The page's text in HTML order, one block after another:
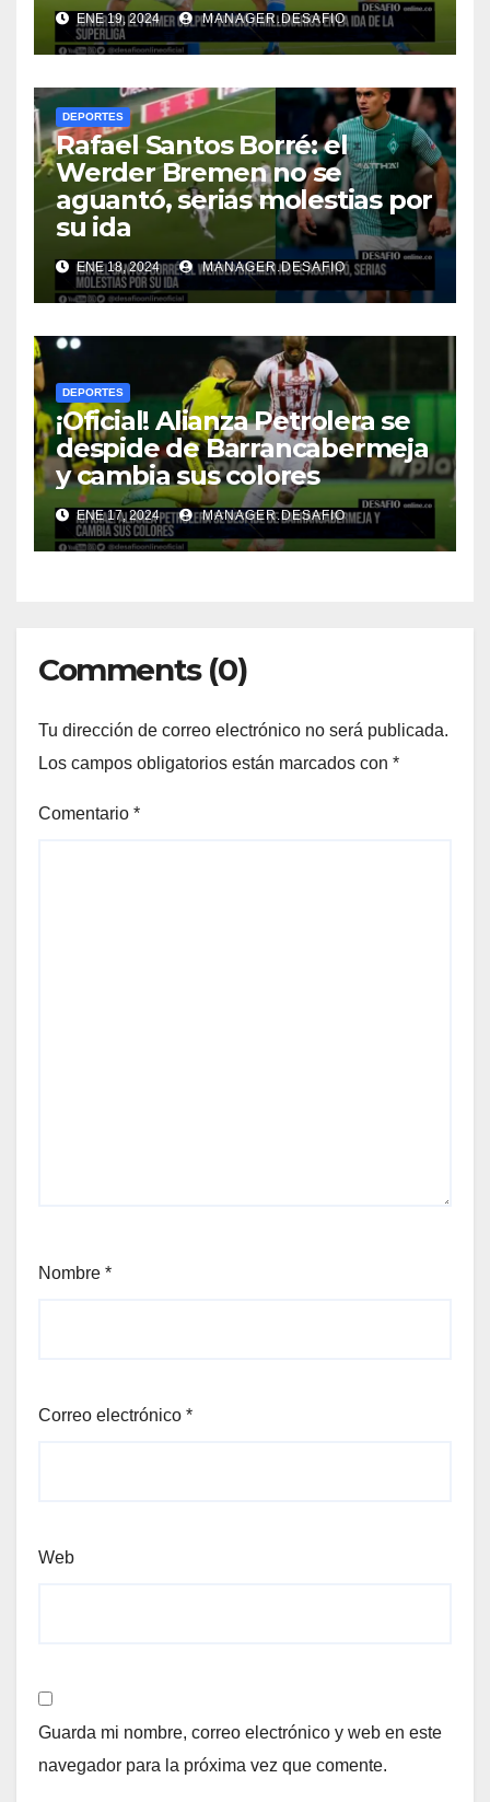
ENE 19, 2024 MANAGER.DESAFIO
DEPORTES
Rafael Santos Borré: el
Werder Bremen no se
aguantó, serias molestias por
su ida
ENE 18, 2024 MANAGER.DESAFIO
DEPORTES
¡Oficial! Alianza Petrolera se
despide de Barrancabermeja
y cambia sus colores
ENE 17, 2024 MANAGER.DESAFIO
Comments (0)
Tu dirección de correo electrónico no será publicada.
Los campos obligatorios están marcados con *
Comentario *
Nombre *
Correo electrónico *
Web
Guarda mi nombre, correo electrónico y web en este
navegador para la próxima vez que comente.